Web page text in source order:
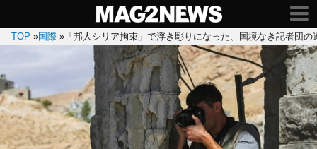
TOP »国際 » 「邦人シリア拘束」で浮き彫りになった、国境なき記者団の